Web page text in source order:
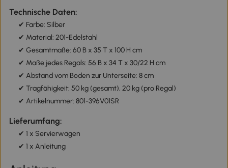
Technische Daten:
✔ Farbe: Silber
✔ Material: 201-Edelstahl
✔ Gesamtmaße: 60 B x 35 T x 100 H cm
✔ Maße jedes Regals: 56 B x 34 T x 30/22 H cm
✔ Abstand vom Boden zur Unterseite: 8 cm
✔ Tragfähigkeit: 50 kg (gesamt), 20 kg (pro Regal)
✔ Artikelnummer: 801-396V01SR
Lieferumfang:
✔ 1 x Servierwagen
✔ 1 x Anleitung